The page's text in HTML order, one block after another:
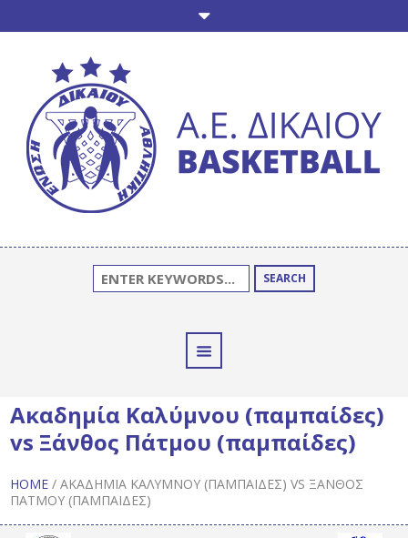
SEARCH
Ακαδημία Καλύμνου (παμπαίδες)
vs Ξάνθος Πάτμου (παμπαίδες)
HOME /ΑΚΑΔΗΜΊΑ ΚΑΛΎΜΝΟΥ (ΠΑΜΠΑΊΔΕΣ) VS ΞΆΝΘΟΣ
ΠΆΤΜΟΥ (ΠΑΜΠΑΊΔΕΣ)